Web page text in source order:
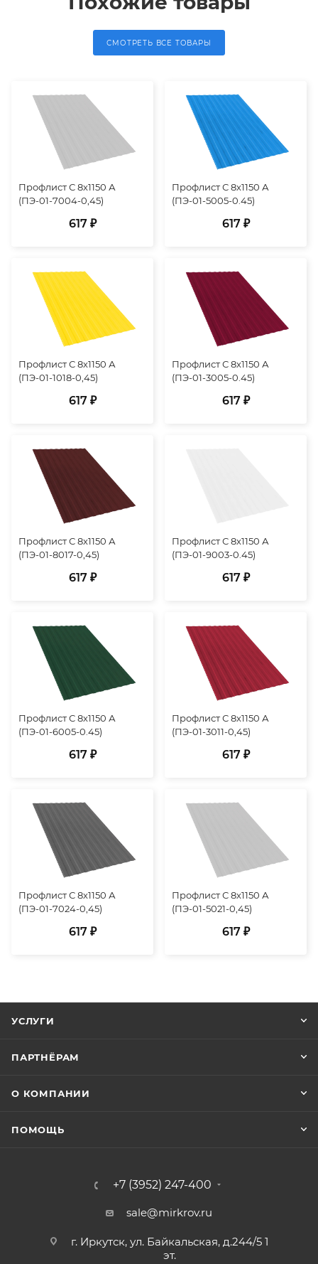
СМОТРЕТЬ ВСЕ ТОВАРЫ
Профлист С 8х1150 А
(ПЭ-01-7004-0,45)
617 ₽
Профлист С 8х1150 А
(ПЭ-01-5005-0.45)
617 ₽
Профлист С 8х1150 А
(ПЭ-01-1018-0,45)
617 ₽
Профлист С 8х1150 А
(ПЭ-01-3005-0.45)
617 ₽
Профлист С 8х1150 А
(ПЭ-01-8017-0,45)
617 ₽
Профлист С 8х1150 А
(ПЭ-01-9003-0.45)
617 ₽
Профлист С 8х1150 А
(ПЭ-01-6005-0.45)
617 ₽
Профлист С 8х1150 А
(ПЭ-01-3011-0,45)
617 ₽
Профлист С 8х1150 А
(ПЭ-01-7024-0,45)
617 ₽
Профлист С 8х1150 А
(ПЭ-01-5021-0,45)
617 ₽
УСЛУГИ
ПАРТНЁРАМ
О КОМПАНИИ
ПОМОЩЬ
+7 (3952) 247-400
sale@mirkrov.ru
г. Иркутск, ул. Байкальская, д.244/5 1
эт.